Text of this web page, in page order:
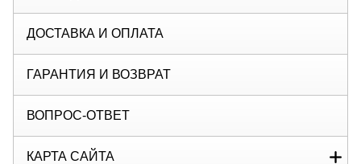
ДОСТАВКА И ОПЛАТА
ГАРАНТИЯ И ВОЗВРАТ
ВОПРОС-ОТВЕТ
КАРТА САЙТА